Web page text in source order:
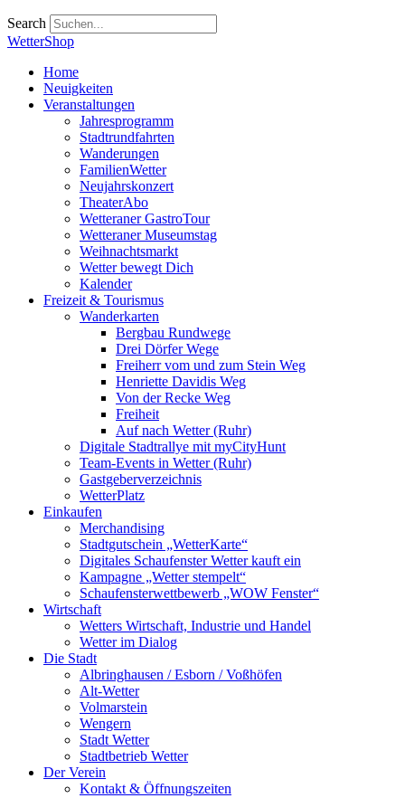
Search
WetterShop
Home
Neuigkeiten
Veranstaltungen
Jahresprogramm
Stadtrundfahrten
Wanderungen
FamilienWetter
Neujahrskonzert
TheaterAbo
Wetteraner GastroTour
Wetteraner Museumstag
Weihnachtsmarkt
Wetter bewegt Dich
Kalender
Freizeit & Tourismus
Wanderkarten
Bergbau Rundwege
Drei Dörfer Wege
Freiherr vom und zum Stein Weg
Henriette Davidis Weg
Von der Recke Weg
Freiheit
Auf nach Wetter (Ruhr)
Digitale Stadtrallye mit myCityHunt
Team-Events in Wetter (Ruhr)
Gastgeberverzeichnis
WetterPlatz
Einkaufen
Merchandising
Stadtgutschein „WetterKarte“
Digitales Schaufenster Wetter kauft ein
Kampagne „Wetter stempelt“
Schaufensterwettbewerb „WOW Fenster“
Wirtschaft
Wetters Wirtschaft, Industrie und Handel
Wetter im Dialog
Die Stadt
Albringhausen / Esborn / Voßhöfen
Alt-Wetter​
Volmarstein
Wengern
Stadt Wetter
Stadtbetrieb Wetter
Der Verein
Kontakt & Öffnungszeiten